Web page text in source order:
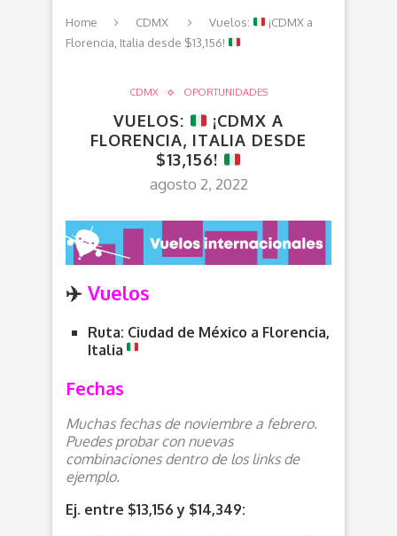
Home CDMX Vuelos:
¡CDMX a
Florencia, Italia desde $13,156!
CDMX OPORTUNIDADES
VUELOS:
¡CDMX A
FLORENCIA, ITALIA DESDE
$13,156!
agosto 2, 2022
✈️ Vuelos
Ruta: Ciudad de México a Florencia,
Italia
Fechas
Muchas fechas de noviembre a febrero.
Puedes probar con nuevas
combinaciones dentro de los links de
ejemplo.
Ej. entre $13,156 y $14,349: